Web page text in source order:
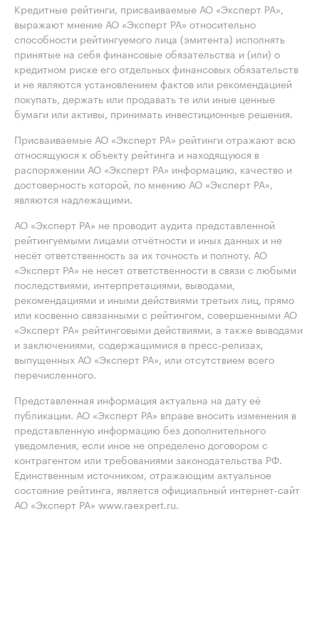
Кредитные рейтинги, присваиваемые АО «Эксперт РА»,
выражают мнение АО «Эксперт РА» относительно
способности рейтингуемого лица (эмитента) исполнять
принятые на себя финансовые обязательства и (или) о
кредитном риске его отдельных финансовых обязательств
и не являются установлением фактов или рекомендацией
покупать, держать или продавать те или иные ценные
бумаги или активы, принимать инвестиционные решения.
Присваиваемые АО «Эксперт РА» рейтинги отражают всю
относящуюся к объекту рейтинга и находящуюся в
распоряжении АО «Эксперт РА» информацию, качество и
достоверность которой, по мнению АО «Эксперт РА»,
являются надлежащими.
АО «Эксперт РА» не проводит аудита представленной
рейтингуемыми лицами отчётности и иных данных и не
несёт ответственность за их точность и полноту. АО
«Эксперт РА» не несет ответственности в связи с любыми
последствиями, интерпретациями, выводами,
рекомендациями и иными действиями третьих лиц, прямо
или косвенно связанными с рейтингом, совершенными АО
«Эксперт РА» рейтинговыми действиями, а также выводами
и заключениями, содержащимися в пресс-релизах,
выпущенных АО «Эксперт РА», или отсутствием всего
перечисленного.
Представленная информация актуальна на дату её
публикации. АО «Эксперт РА» вправе вносить изменения в
представленную информацию без дополнительного
уведомления, если иное не определено договором с
контрагентом или требованиями законодательства РФ.
Единственным источником, отражающим актуальное
состояние рейтинга, является официальный интернет-сайт
АО «Эксперт РА» www.raexpert.ru.